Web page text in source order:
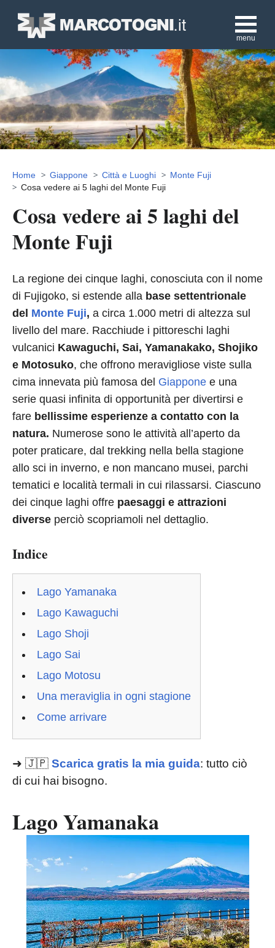
menu
Home Giappone Città e Luoghi
Monte Fuji
Cosa vedere ai 5 laghi del Monte Fuji
Cosa vedere ai 5 laghi del
Monte Fuji
La regione dei cinque laghi, conosciuta con il nome
di Fujigoko, si estende alla base settentrionale
del Monte Fuji, a circa 1.000 metri di altezza sul
livello del mare. Racchiude i pittoreschi laghi
vulcanici Kawaguchi, Sai, Yamanakako, Shojiko
e Motosuko, che offrono meravigliose viste sulla
cima innevata più famosa del Giappone e una
serie quasi infinita di opportunità per divertirsi e
fare bellissime esperienze a contatto con la
natura. Numerose sono le attività all’aperto da
poter praticare, dal trekking nella bella stagione
allo sci in inverno, e non mancano musei, parchi
tematici e località termali in cui rilassarsi. Ciascuno
dei cinque laghi offre paesaggi e attrazioni
diverse perciò scopriamoli nel dettaglio.
Indice
Lago Yamanaka
Lago Kawaguchi
Lago Shoji
Lago Sai
Lago Motosu
Una meraviglia in ogni stagione
Come arrivare
➜ 🇯🇵 Scarica gratis la mia guida: tutto ciò
di cui hai bisogno.
Lago Yamanaka